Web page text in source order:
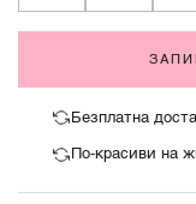
Безплатна
По-красиви на